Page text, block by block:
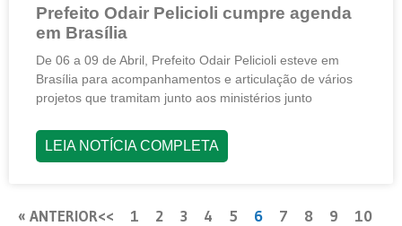
Prefeito Odair Pelicioli cumpre agenda
em Brasília
De 06 a 09 de Abril, Prefeito Odair Pelicioli esteve em
Brasília para acompanhamentos e articulação de vários
projetos que tramitam junto aos ministérios junto
LEIA NOTÍCIA COMPLETA
« ANTERIOR 1 2 3 4 5 6 7 8 9
10